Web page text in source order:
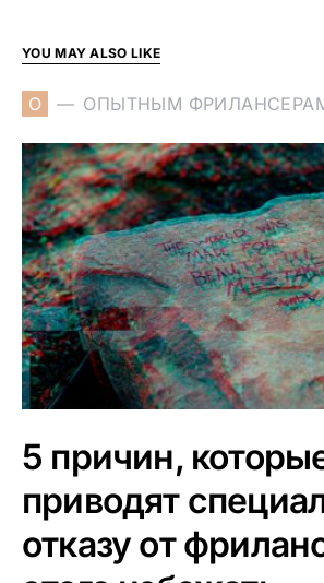
YOU MAY ALSO LIKE
О ОПЫТНЫМ
5 причин,
приводят
отказу от